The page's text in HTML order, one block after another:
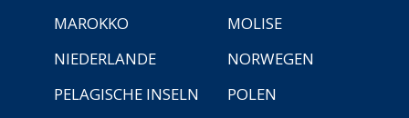
MAROKKO
MOLISE
NIEDERLANDE
NORWEGEN
PELAGISCHE INSELN
POLEN